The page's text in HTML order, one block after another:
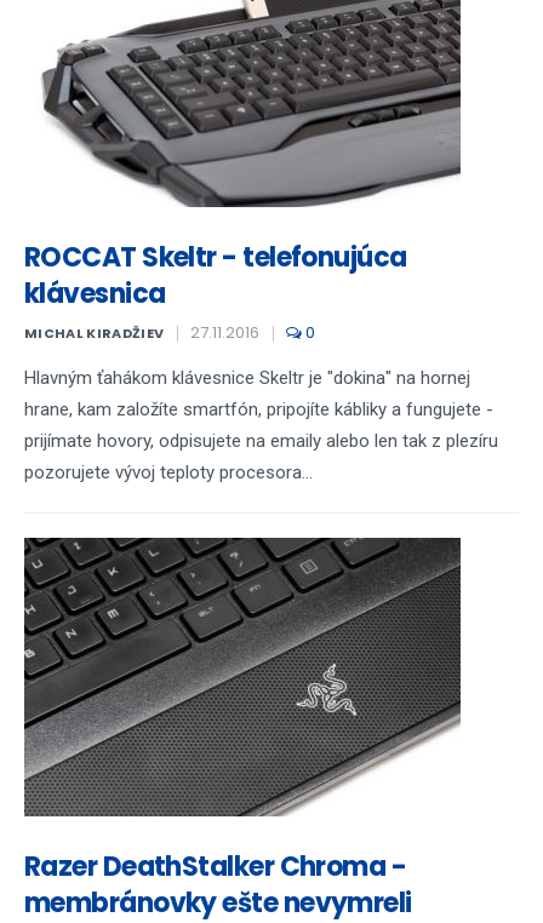
ROCCAT Skeltr - telefonujúca
klávesnica
MICHAL KIRADŽIEV 27.11.2016 0
Hlavným ťahákom klávesnice Skeltr je "dokina" na hornej
hrane, kam založíte smartfón, pripojíte kábliky a fungujete -
prijímate hovory, odpisujete na emaily alebo len tak z plezíru
pozorujete vývoj teploty procesora...
Razer DeathStalker Chroma -
membránovky ešte nevymreli